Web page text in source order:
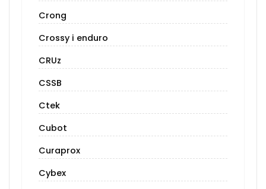
Crong
Crossy i enduro
CRUz
CSSB
Ctek
Cubot
Curaprox
Cybex